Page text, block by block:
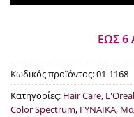
ΕΩΣ 6
Κωδικός προϊόντος:01-1168
Κατηγορίες: Hair Care,
Color Spectrum, ΓΥΝΑΙΚΑ,